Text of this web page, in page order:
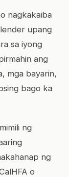
nagkakaiba
upang
sa iyong
ang
mga bayarin,
bago ka
ng
ng
o